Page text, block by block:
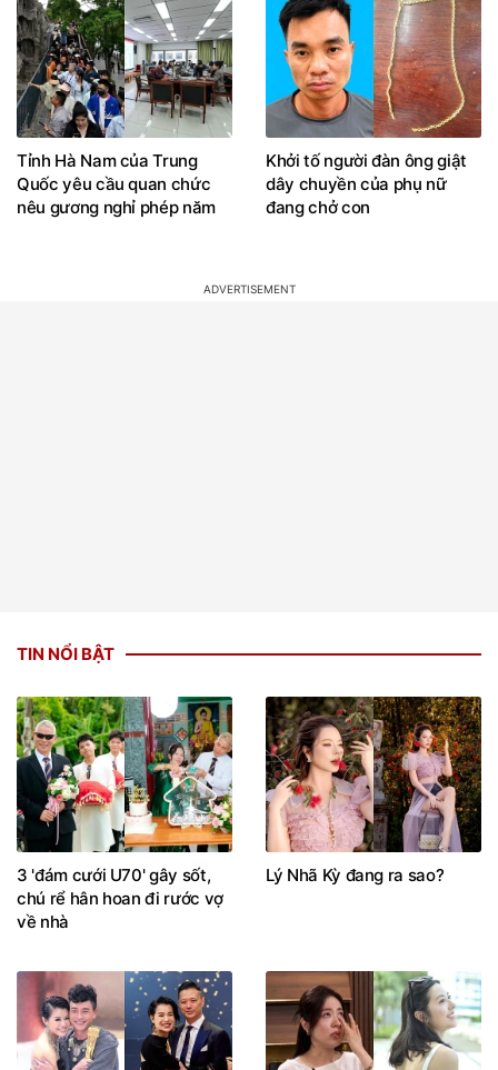
Tỉnh Hà Nam của Trung
Quốc yêu cầu quan chức
nêu gương nghỉ phép năm
Khởi tố người đàn ông giật
dây chuyền của phụ nữ
đang chở con
TIN NỔI BẬT
3 'đám cưới U70' gây sốt,
chú rể hân hoan đi rước vợ
về nhà
Lý Nhã Kỳ đang ra sao?